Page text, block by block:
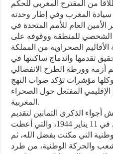
من المقترح المغربي للحكم
سيادة المغرب وفي إطار وحدته
الأمين العام للأمم المتحدة في
مبعوثه الشخصي للمنطقة ووقوفه على
الأقاليم الصحراوية من المملكة
تقدمها واندماج ساكنتها في
أزمة وورطة الطرح الانفصالي
مؤشرات تؤكد صواب النهج
الإقليمي المفتعل حول الصحراء
المغربية.
أجواء الذكرى الثمانين لتقديم
وثيقة المطالبة بالاستقلال في 11 يناير 1944، والتي أعطت
التي مكنت بفضل الله، ثم
والحركة الوطنية، من طرد